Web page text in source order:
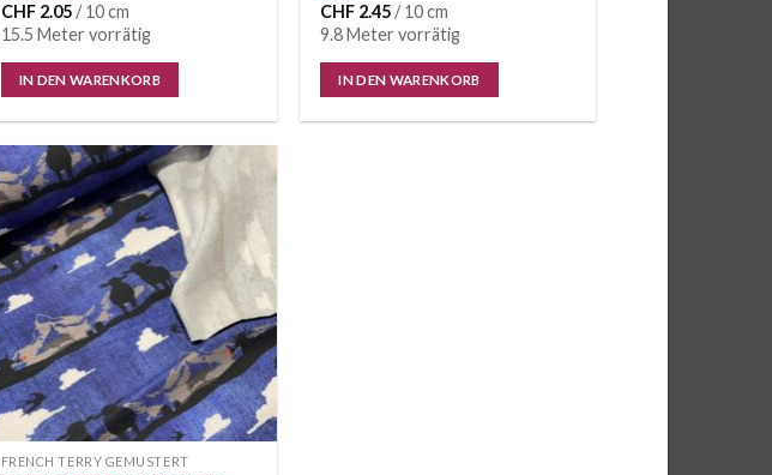
CHF2.05/ 10 cm
15.5 Meter vorrätig
IN DEN WARENKORB
CHF 2.45/ 10 cm
9.8 Meter vorrätig
IN DEN WARENKORB
Auf die
Wunschliste
FRENCH TERRY GEMUSTERT